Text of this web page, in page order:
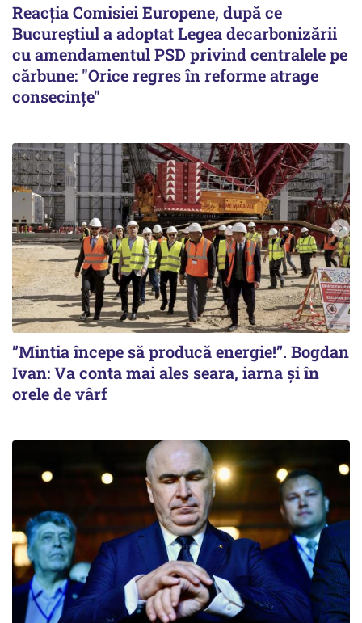
Reacția Comisiei Europene, după ce
Bucureștiul a adoptat Legea decarbonizării
cu amendamentul PSD privind centralele pe
cărbune: "Orice regres în reforme atrage
consecințe"
”Mintia începe să producă energie!”. Bogdan
Ivan: Va conta mai ales seara, iarna și în
orele de vârf